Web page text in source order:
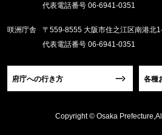
代表電話番号 06-6941-0351
咲洲庁舎
〒559-8555 大阪市住之江区南港北
代表電話番号 06-6941-0351
府庁への行き方 各種
Copyright © Osaka